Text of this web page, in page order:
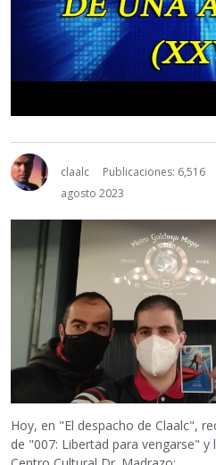
claalc
Publicaciones: 6,516
agosto 2023
Hoy, en "El despacho de Claalc",
de "007: Libertad para vengarse"